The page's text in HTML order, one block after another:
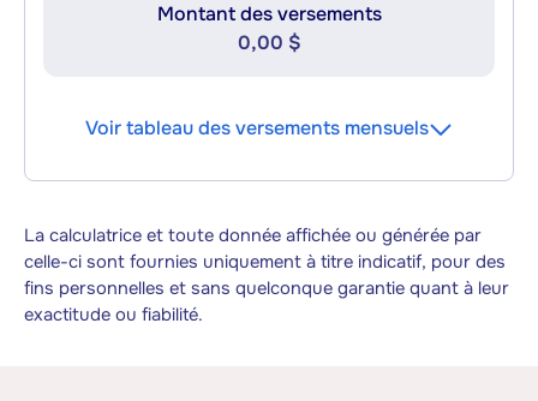
Montant des versements
0,00 $
Voir tableau des versements mensuels
La calculatrice et toute donnée affichée ou générée par
celle-ci sont fournies uniquement à titre indicatif, pour des
fins personnelles et sans quelconque garantie quant à leur
exactitude ou fiabilité.